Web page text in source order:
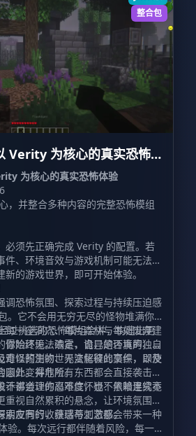
整合包
Verity 为核心的真实恐怖
A Realistic Horror
Verity
为核心的真实恐怖体验
，并整合多种内容的完整恐怖模组
必须先正确完成 Verity 的配置。若
件、环境音效与游戏机制可能无法按
的游戏世界，即可开始体验。
调恐怖氛围、探索过程与持续压迫感
。它不会用无穷无尽的怪物堆满你
每一座洞穴、每片森林与每处废弃建
你始终无法确定，自己是否真的独自
过挑选的恐怖模组合并，构建出更
冒险环境。浓雾、诡异的环境声、令
难以预测的世界变化彼此交织，即使
因此变得危险。
奇怪的生物、无法解释的事件，以及
意外。并非所有东西都会直接袭击
计都会让你忍不住怀疑：黑暗里究竟
不讲道理的高难度，也不依赖连续不
重视自然累积的悬念，让环境氛围主
索应有的收获感与刺激感。
朋友同行，维瑞蒂工艺都会带来一种
验。每次远行都伴随着风险，每一